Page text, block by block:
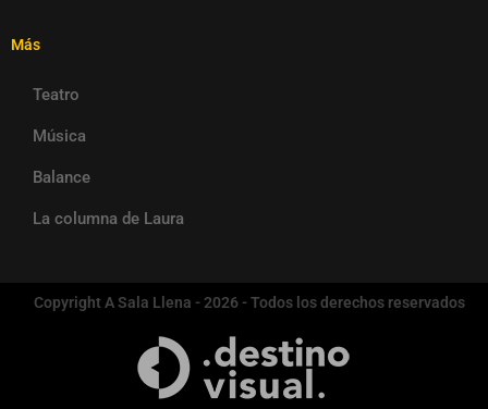
Más
Teatro
Música
Balance
La columna de Laura
Copyright A Sala Llena - 2026 - Todos los derechos reservados